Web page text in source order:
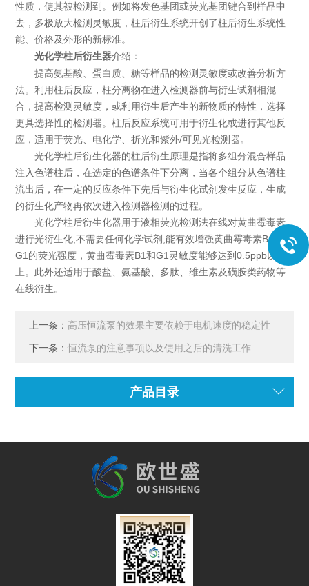
性质，使其被检测到。例如将发色基团或荧光基团键合到样品中
去，多极放大检测灵敏度，柱后衍生系统开创了柱后衍生系统性
能、价格及外形的新标准。
光化学柱后衍生器介绍：
提高氨基酸、蛋白质、糖等样品的检测灵敏度或改善分析方
法。利用柱后反应，柱分离物在进入检测器前与衍生试剂相混
合，提高检测灵敏度，或利用衍生后产生的新物质的特性，选择
更具选择性的检测器。柱后反应系统可用于衍生化或进行其他反
应，适用于荧光、电化学、折光和紫外/可见光检测器。
光化学柱后衍生化器的柱后衍生原理是指将多组分混合样品
注入色谱柱后，在选定的色谱条件下分离，当各个组分从色谱柱
流出后，在一定的反应条件下先后与衍生化试剂发生反应，生成
的衍生化产物再依次进入检测器检测的过程。
光化学柱后衍生化器用于液相荧光检测法在线对黄曲霉毒素
进行光衍生化,不需要任何化学试剂,能有效增强黄曲霉毒素B1和
G1的荧光强度，黄曲霉毒素B1和G1灵敏度能够达到0.5ppb以
上。此外还适用于酸盐、氨基酸、多肽、维生素及磺胺类药物等
在线衍生。
上一条： 高压恒流泵的效果主要依赖于电机速度的稳定性
下一条：恒流泵的注意事项以及使用之后的清洗工作
产品目录